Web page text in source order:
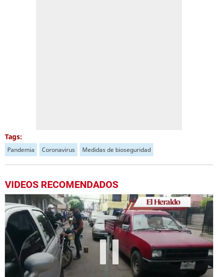
Tags:
Pandemia Coronavirus Medidas de bioseguridad
VIDEOS RECOMENDADOS